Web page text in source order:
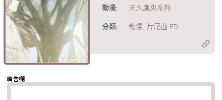
動漫:
天久鷹央系列
分類:
動漫 片尾曲 ED
分享至
享至 X
分享至
製鏈結
廣告欄